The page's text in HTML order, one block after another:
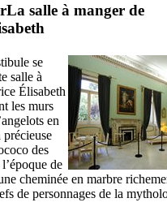
La salle à manger de
se
salle à
Élisabeth
les murs
en
des
de
cheminée en marbre
de personnages de la